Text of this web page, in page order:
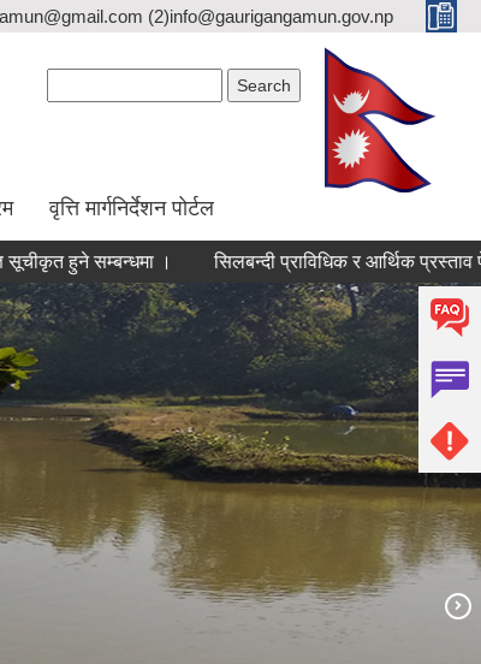
(2)info@gaurigangamun.gov.np
वृत्ति मार्गनिर्देशन पोर्टल
विषय विज्ञ सूचीकृत हुने सम्बन्धमा । सिलबन्दी प्राविधिक र आर्थिक प्रस्ताव पेश गर्ने